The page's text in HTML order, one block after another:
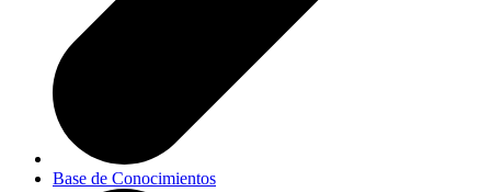
Base de Conocimientos